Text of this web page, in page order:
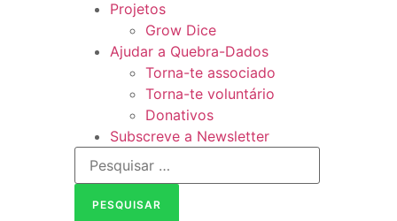
Projetos
Grow Dice
Ajudar a Quebra-Dados
Torna-te associado
Torna-te voluntário
Donativos
Subscreve a Newsletter